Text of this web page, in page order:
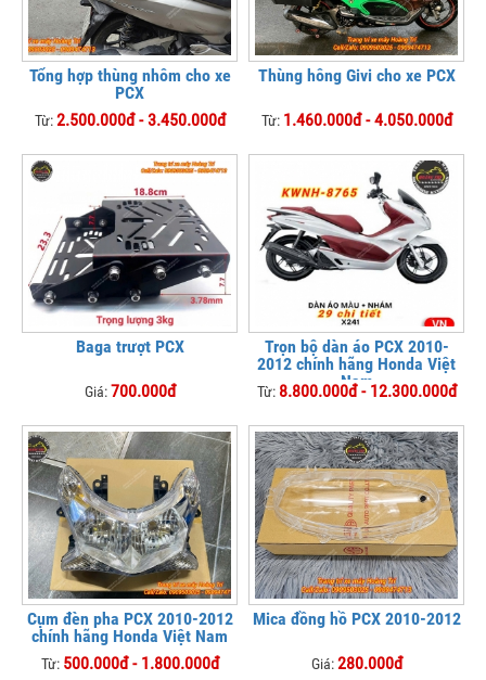
Tổng hợp thùng nhôm cho xe
PCX
Từ:2.500.000đ - 3.450.000đ
Thùng hông Givi cho xe PCX
Từ: 1.460.000đ - 4.050.000đ
Baga trượt PCX
Giá:700.000đ
Trọn bộ dàn áo PCX 2010-
2012 chính hãng Honda Việt
Nam
Từ: 8.800.000đ - 12.300.000đ
Cụm đèn pha PCX 2010-2012
chính hãng Honda Việt Nam
Từ: 500.000đ - 1.800.000đ
Mica đồng hồ PCX 2010-2012
Giá:280.000đ